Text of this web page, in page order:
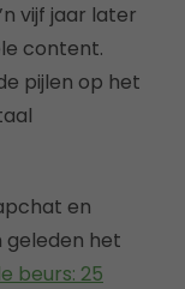
vijf jaar later
content.
pijlen op het
en
geleden het
beurs: 25